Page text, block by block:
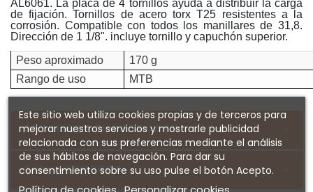
AL6061. La placa de 4 tornillos ayuda a distribuir la carga
de fijación. Tornillos de acero torx T25 resistentes a la
corrosión. Compatible con todos los manillares de 31,8.
Dirección de 1 1/8". incluye tornillo y capuchón superior.
Peso aproximado
170 g
Rango de uso
MTB
DETALLES DEL PRODUCTO
Sobre SYNCROS
Este sitio web utiliza cookies propias y de terceros para
mejorar nuestros servicios y mostrarle publicidad
relacionada con sus preferencias mediante el análisis
de sus hábitos de navegación. Para dar su
consentimiento sobre su uso pulse el botón Acepto.